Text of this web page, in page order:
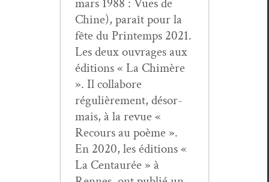
mars 1988 : Vues de
Chine), paraît pour la
fête du Print­emps 2021.
Les deux ouvrages aux
édi­tions « La Chimère
». Il col­la­bore
régulière­ment, désor­
mais, à la revue «
Recours au poème ».
En 2020, les édi­tions «
La Cen­tau­rée » à